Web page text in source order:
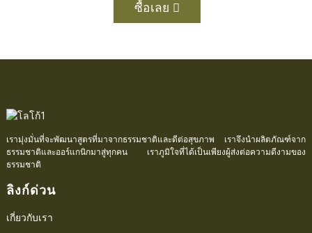
ซื้อเลย
เรามุ่งมั่นที่จะพัฒนาสูตรที่มาจากธรรมชาติและดีต่อสุขภาพ เราจึงนำผลิตภัณฑ์จาก
ธรรมชาติและออร์แกนิกมาสู่ทุกคน เราภูมิใจที่ได้เป็นเพียงผู้ส่งต่อความดีงามของ
ธรรมชาติ
ลิงก์ด่วน
เกี่ยวกับเรา